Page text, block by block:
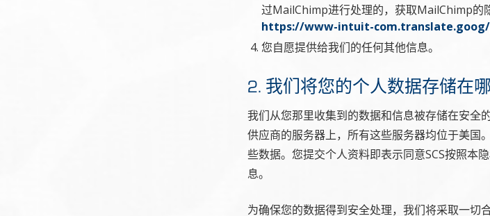
过MailChimp进行处理的，获取MailChimp的
https://www-intuit-
您自愿提供给我们的任何其他信息。
2. 我们将您的个人数据存储在
我们从您那里收集到的数据和信息被存储在安全
供应商的服务器上，所有这些服务器均位于美国
些数据。您提交个人资料即表示同意SCS按照本
息。
为确保您的数据得到安全处理，我们将采取一切